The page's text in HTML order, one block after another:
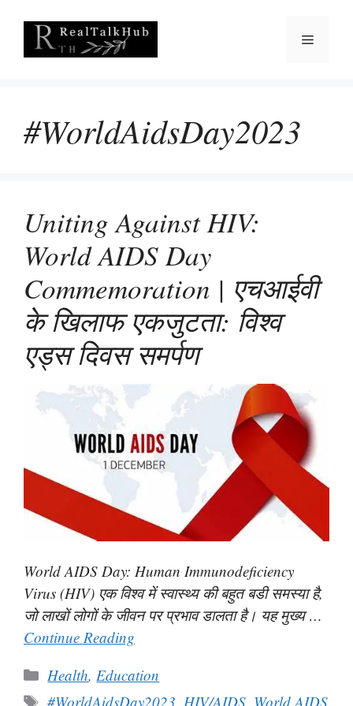
content
Menu
#WorldAidsDay2023
Uniting Against HIV:
World AIDS Day
Commemoration | एचआईवी
के खिलाफ एकजुटता: विश्व
एड्स दिवस समर्पण
World AIDS Day: Human Immunodeficiency
Virus (HIV) एक विश्व में स्वास्थ्य की बहुत बडी समस्या है,
जो लाखों लोगों के जीवन पर प्रभाव डालता है। यह मुख्य …
Continue Reading
Categories
Health,Education
Tags
#WorldAidsDay2023 HIV/AIDS World AIDS